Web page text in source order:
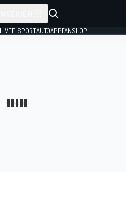
LIVEE-SPORTAUTOAPPFANSHOP